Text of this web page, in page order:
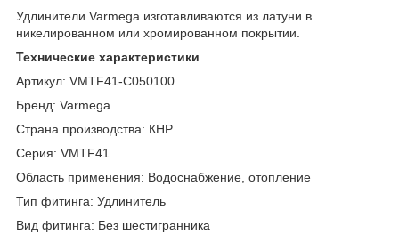
Удлинители Varmega изготавливаются из латуни в
никелированном или хромированном покрытии.
Технические характеристики
Артикул: VMTF41-C050100
Бренд: Varmega
Страна производства: КНР
Серия: VMTF41
Область применения: Водоснабжение, отопление
Тип фитинга: Удлинитель
Вид фитинга: Без шестигранника